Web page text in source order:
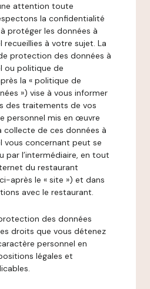
attention toute
la confidentialité
protéger les données à
à votre sujet. La
protection des données à
ou politique de
la « politique de
») vise à vous informer
des traitements de vos
personnel mis en œuvre
collecte de ces données à
vous concernant peut se
par l’intermédiaire, en tout
du restaurant
après le « site ») et dans
avec le restaurant.
des données
droits que vous détenez
personnel en
légales et